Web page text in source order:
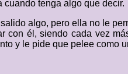
cuando tenga algo que decir.
algo, pero ella no le
con él, siendo cada vez
y le pide que pelee como